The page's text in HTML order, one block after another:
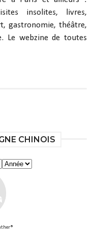
insolites, livres,
gastronomie, théâtre,
Le webzine de toutes
CHINOIS